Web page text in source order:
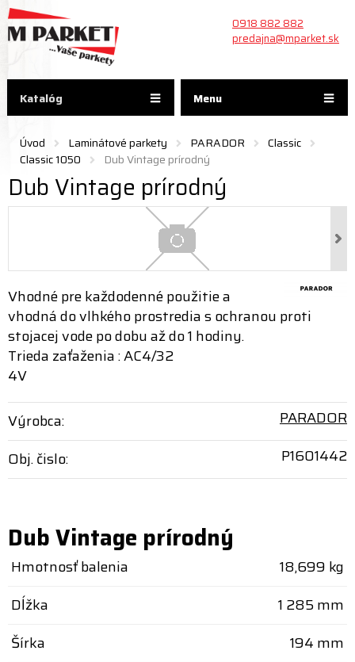
Menu
0918 882 882
predajna@mparket.sk
Úvod Laminátové parkety PARADOR
Classic
Classic 1050
Dub Vintage prírodný
Dub Vintage prírodný
Vhodné pre každodenné použitie a
vhodná do vlhkého prostredia s ochranou proti
stojacej vode po dobu až do 1 hodiny.
Trieda zaťaženia : AC4/32
4V
Výrobca:
PARADOR
Obj. čislo:
P1601442
Dub Vintage prírodný
Hmotnosť balenia
18,699 kg
Dĺžka
1 285 mm
Šírka
194 mm
Katalóg